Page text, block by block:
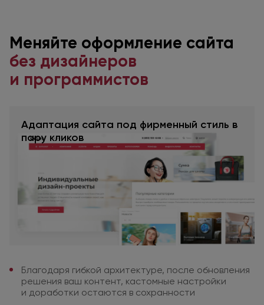
Меняйте оформление сайта
без дизайнеров
и программистов
Адаптация сайта под фирменный стиль в
пару кликов
Благодаря гибкой архитектуре, после обновления
решения ваш контент, кастомные настройки
и доработки остаются в сохранности